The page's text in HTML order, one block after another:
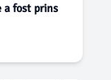
a fost prins